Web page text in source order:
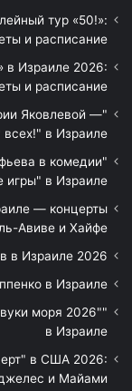
тур «50!»:
и расписание
в Израиле 2026:
и расписание
Яковлевой —
всех!" в Израиле
в комедии
игры" в Израиле
— концерты
Авиве и Хайфе
в Израиле 2026
в Израиле
моря 2026"
в Израиле
в США 2026:
и Майами